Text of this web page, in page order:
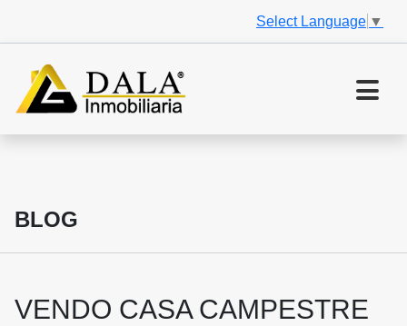
Select Language ▼
BLOG
VENDO CASA CAMPESTRE